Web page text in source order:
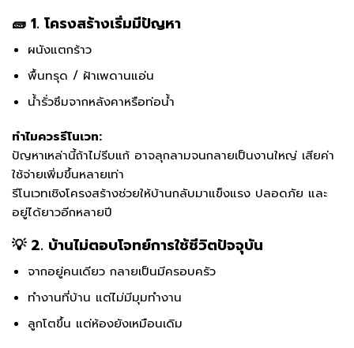
🧱 1. โครงสร้างเริ่มมีปัญหา
ผนังแตกร้าว
พื้นทรุด / ฝ้าเพดานแอ่น
น้ำรั่วซึมจากหลังคาหรือท่อน้ำ
ทำไมควรรีโนเวท:
ปัญหาเหล่านี้ถ้าไม่รีบแก้ อาจลุกลามจนกลายเป็นงานใหญ่ เสียค่า
ใช้จ่ายเพิ่มขึ้นหลายเท่า
รีโนเวทเชิงโครงสร้างช่วยให้บ้านกลับมาแข็งแรง ปลอดภัย และ
อยู่ได้ยาวอีกหลายปี
💡 2. บ้านไม่ตอบโจทย์การใช้ชีวิตปัจจุบัน
จากอยู่คนเดียว กลายเป็นมีครอบครัว
ทำงานที่บ้าน แต่ไม่มีมุมทำงาน
ลูกโตขึ้น แต่ห้องยังเหมือนเดิม